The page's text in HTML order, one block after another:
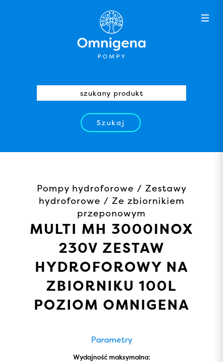
Szukaj
Pompy hydroforowe / Zestawy
hydroforowe / Ze zbiornikiem
przeponowym
MULTI MH 3000INOX
230V ZESTAW
HYDROFOROWY NA
ZBIORNIKU 100L
POZIOM OMNIGENA
Parametry
Wydajność maksymalna: